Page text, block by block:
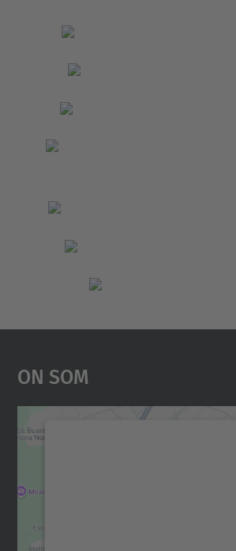
On Som